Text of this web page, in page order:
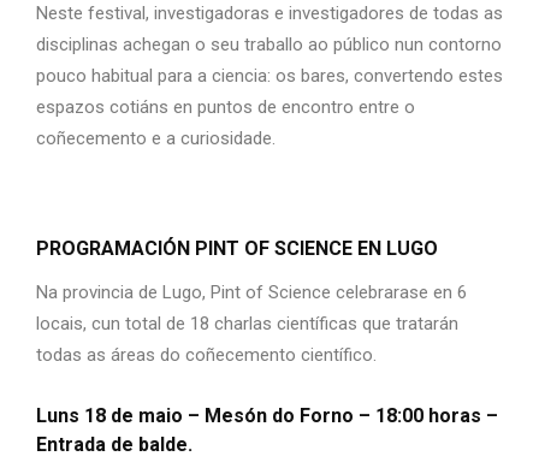
Neste festival, investigadoras e investigadores de todas as
disciplinas achegan o seu traballo ao público nun contorno
pouco habitual para a ciencia: os bares, convertendo estes
espazos cotiáns en puntos de encontro entre o
coñecemento e a curiosidade.
PROGRAMACIÓN PINT OF SCIENCE EN LUGO
Na provincia de Lugo, Pint of Science celebrarase en 6
locais, cun total de 18 charlas científicas que tratarán
todas as áreas do coñecemento científico.
Luns 18 de maio – Mesón do Forno – 18:00 horas –
Entrada de balde.